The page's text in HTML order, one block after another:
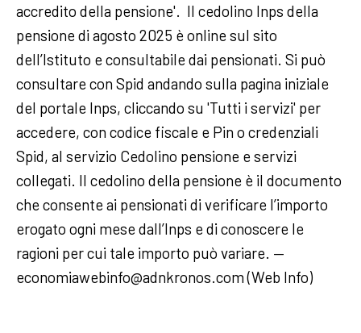
accredito della pensione'. Il cedolino Inps della
pensione di agosto 2025 è online sul sito
dell’Istituto e consultabile dai pensionati. Si può
consultare con Spid andando sulla pagina iniziale
del portale Inps, cliccando su 'Tutti i servizi' per
accedere, con codice fiscale e Pin o credenziali
Spid, al servizio Cedolino pensione e servizi
collegati. Il cedolino della pensione è il documento
che consente ai pensionati di verificare l’importo
erogato ogni mese dall’Inps e di conoscere le
ragioni per cui tale importo può variare. —
economiawebinfo@adnkronos.com (Web Info)